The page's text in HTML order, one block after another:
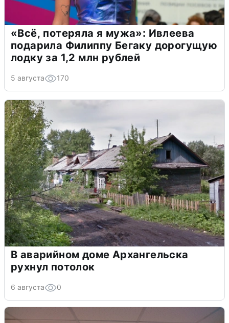
«Всё, потеряла я мужа»: Ивлеева
подарила Филиппу Бегаку дорогущую
лодку за 1,2 млн рублей
5 августа 170
В аварийном доме Архангельска
рухнул потолок
6 августа 0